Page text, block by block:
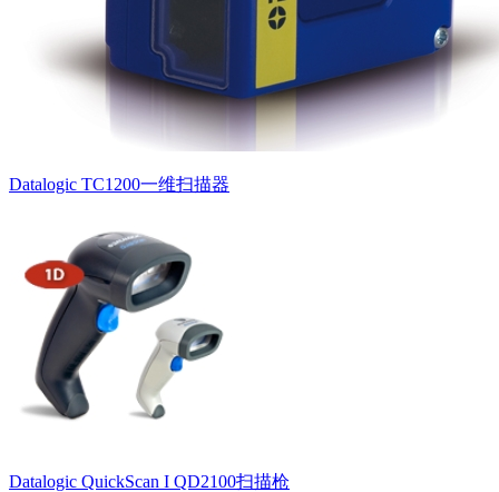
Datalogic TC1200一维扫描器
Datalogic QuickScan I QD2100扫描枪